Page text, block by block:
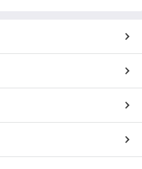
вчасно проводити
Renault